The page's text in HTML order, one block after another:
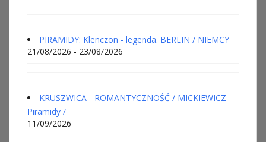
PIRAMIDY: Klenczon - legenda. BERLIN / NIEMCY
21/08/2026 - 23/08/2026
KRUSZWICA - ROMANTYCZNOŚĆ / MICKIEWICZ -
Piramidy /
11/09/2026